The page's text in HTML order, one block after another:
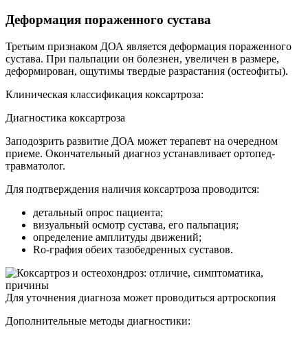
Деформация пораженного сустава
Третьим признаком ДОА является деформация пораженного
сустава. При пальпации он болезнен, увеличен в размере,
деформирован, ощутимы твердые разрастания (остеофиты).
Клиническая классификация коксартроза:
Диагностика коксартроза
Заподозрить развитие ДОА может терапевт на очередном
приеме. Окончательный диагноз устанавливает ортопед-
травматолог.
Для подтверждения наличия коксартроза проводится:
детальный опрос пациента;
визуальный осмотр сустава, его пальпация;
определение амплитуды движений;
Ro-графия обеих тазобедренных суставов.
Для уточнения диагноза может проводиться артроскопия
Дополнительные методы диагностики: